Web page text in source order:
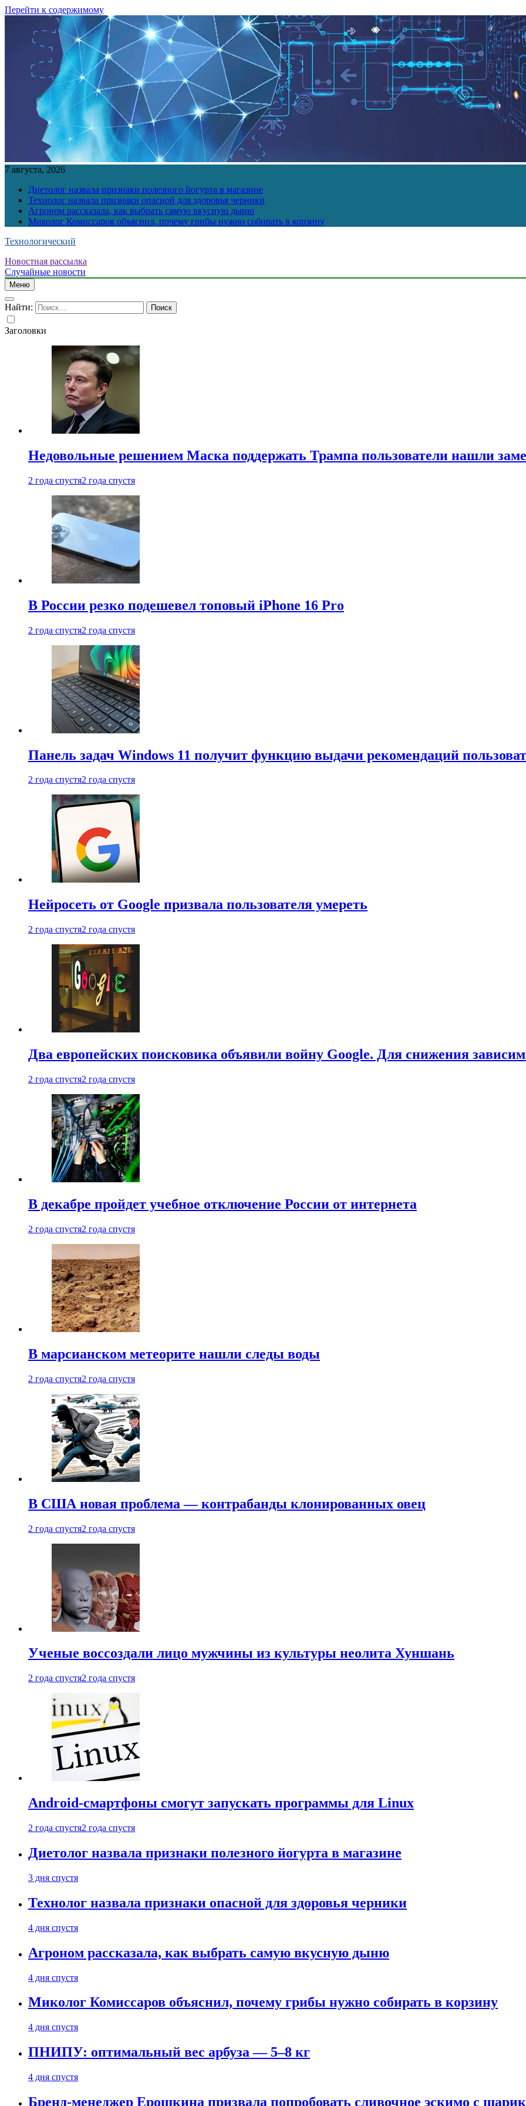
Перейти к содержимому
7 августа, 2026
Диетолог назвала признаки полезного йогурта в магазине
Технолог назвала признаки опасной для здоровья черники
Агроном рассказала, как выбрать самую вкусную дыню
Миколог Комиссаров объяснил, почему грибы нужно собирать в корзину
Технологический
Новостная рассылка
Случайные новости
Меню
Найти:
Заголовки
Недовольные решением Маска поддержать Трампа пользователи нашли
2 года спустя2 года спустя
В России резко подешевел топовый iPhone 16 Pro
2 года спустя2 года спустя
Панель задач Windows 11 получит функцию выдачи рекомендаций
2 года спустя2 года спустя
Нейросеть от Google призвала пользователя умереть
2 года спустя2 года спустя
Два европейских поисковика объявили войну Google. Для снижения
2 года спустя2 года спустя
В декабре пройдет учебное отключение России от интернета
2 года спустя2 года спустя
В марсианском метеорите нашли следы воды
2 года спустя2 года спустя
В США новая проблема — контрабанды клонированных овец
2 года спустя2 года спустя
Ученые воссоздали лицо мужчины из культуры неолита Хуншань
2 года спустя2 года спустя
Android-смартфоны смогут запускать программы для Linux
2 года спустя2 года спустя
Диетолог назвала признаки полезного йогурта в магазине
3 дня спустя
Технолог назвала признаки опасной для здоровья черники
4 дня спустя
Агроном рассказала, как выбрать самую вкусную дыню
4 дня спустя
Миколог Комиссаров объяснил, почему грибы нужно собирать в корзину
4 дня спустя
ПНИПУ: оптимальный вес арбуза — 5–8 кг
4 дня спустя
Бренд-менеджер Ерошкина призвала попробовать сливочное эскимо с